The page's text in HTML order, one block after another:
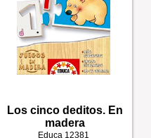
Los cinco deditos. En
madera
Educa 12381